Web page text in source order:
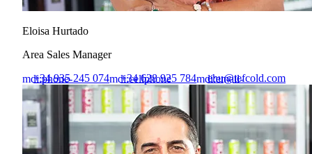
Eloisa Hurtado
Area Sales Manager
mdi:phone-
outline
+34 935 245 074mdi:cellphone
+34 628 925 784mdi:email-
outline
ehu@tefcold.com